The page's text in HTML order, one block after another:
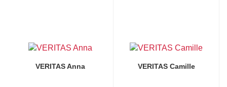
VERITAS Anna VERITAS Camille